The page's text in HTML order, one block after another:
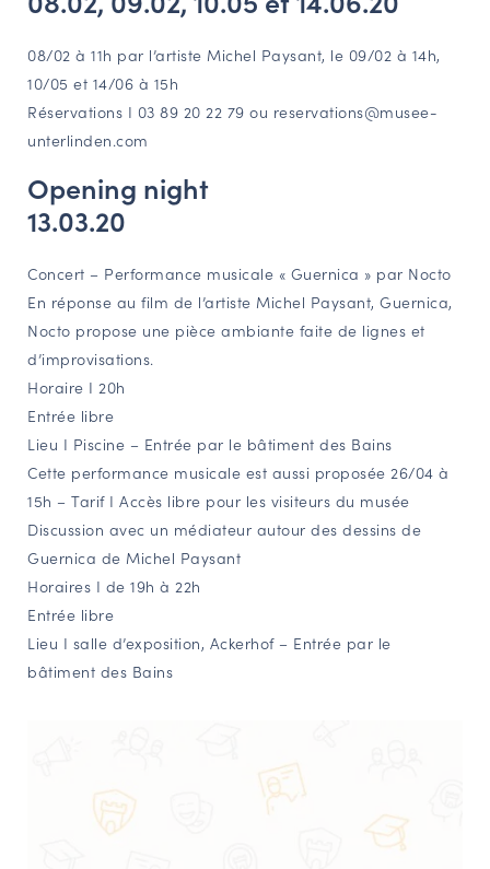
08/02 à 11h par l’artiste Michel Paysant, le 09/02 à 14h,
10/05 et 14/06 à 15h
Réservations I 03 89 20 22 79 ou reservations@musee-
unterlinden.com
Opening night
13.03.20
Concert – Performance musicale « Guernica » par Nocto
En réponse au film de l’artiste Michel Paysant, Guernica,
Nocto propose une pièce ambiante faite de lignes et
d’improvisations.
Horaire I 20h
Entrée libre
Lieu I Piscine – Entrée par le bâtiment des Bains
Cette performance musicale est aussi proposée 26/04 à
15h – Tarif I Accès libre pour les visiteurs du musée
Discussion avec un médiateur autour des dessins de
Guernica de Michel Paysant
Horaires I de 19h à 22h
Entrée libre
Lieu I salle d’exposition, Ackerhof – Entrée par le
bâtiment des Bains